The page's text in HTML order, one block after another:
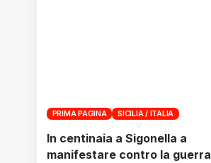
PRIMA PAGINA SICILIA / ITALIA
In centinaia a Sigonella a
manifestare contro la guerra